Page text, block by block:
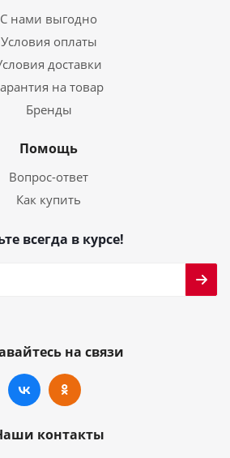
С нами выгодно
Условия оплаты
доставки
на товар
Бренды
Помощь
Вопрос-ответ
Как купить
всегда в курсе!
на связи
контакты